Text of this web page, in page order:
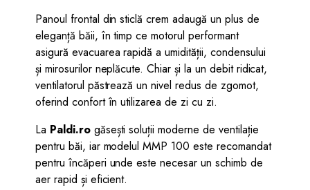
Panoul frontal din sticlă crem adaugă un plus de
eleganță băii, în timp ce motorul performant
asigură evacuarea rapidă a umidității, condensului
și mirosurilor neplăcute. Chiar și la un debit ridicat,
ventilatorul păstrează un nivel redus de zgomot,
oferind confort în utilizarea de zi cu zi.
La Paldi.rogăsești soluții moderne de ventilație
pentru băi, iar modelul MMP 100 este recomandat
pentru încăperi unde este necesar un schimb de
aer rapid și eficient.